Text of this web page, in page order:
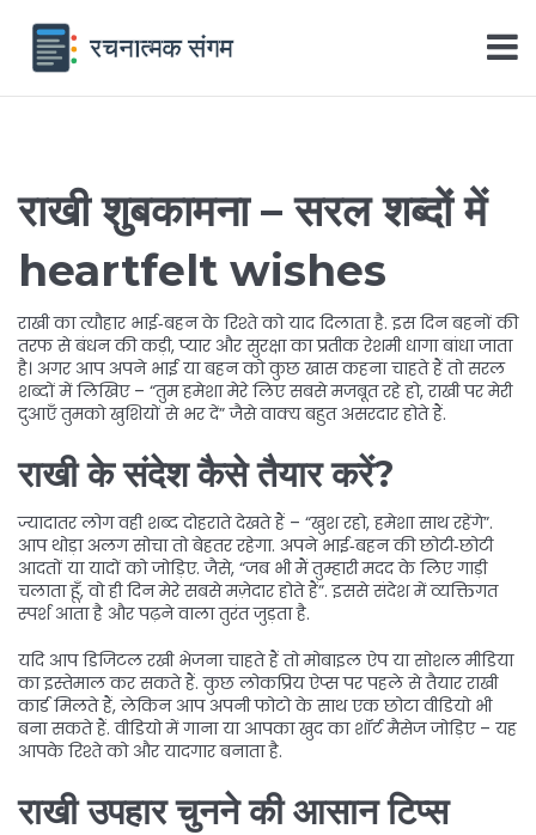
राखी शुबकामना – सरल शब्दों में
heartfelt wishes
राखी का त्यौहार भाई‑बहन के रिश्ते को याद दिलाता है. इस दिन बहनों की
तरफ से बंधन की कड़ी, प्यार और सुरक्षा का प्रतीक रेशमी धागा बांधा जाता
है। अगर आप अपने भाई या बहन को कुछ खास कहना चाहते हैं तो सरल
शब्दों में लिखिए – “तुम हमेशा मेरे लिए सबसे मजबूत रहे हो, राखी पर मेरी
दुआएँ तुमको खुशियों से भर दें” जैसे वाक्य बहुत असरदार होते हैं.
राखी के संदेश कैसे तैयार करें?
ज्यादातर लोग वही शब्द दोहराते देखते हैं – “खुश रहो, हमेशा साथ रहेंगे”.
आप थोड़ा अलग सोचा तो बेहतर रहेगा. अपने भाई‑बहन की छोटी‑छोटी
आदतों या यादों को जोड़िए. जैसे, “जब भी मैं तुम्हारी मदद के लिए गाड़ी
चलाता हूँ, वो ही दिन मेरे सबसे मज़ेदार होते हैं”. इससे संदेश में व्यक्तिगत
स्पर्श आता है और पढ़ने वाला तुरंत जुड़ता है.
यदि आप डिजिटल रखी भेजना चाहते हैं तो मोबाइल ऐप या सोशल मीडिया
का इस्तेमाल कर सकते हैं. कुछ लोकप्रिय ऐप्स पर पहले से तैयार राखी
कार्ड मिलते हैं, लेकिन आप अपनी फोटो के साथ एक छोटा वीडियो भी
बना सकते हैं. वीडियो में गाना या आपका खुद का शॉर्ट मैसेज जोड़िए – यह
आपके रिश्ते को और यादगार बनाता है.
राखी उपहार चुनने की आसान टिप्स